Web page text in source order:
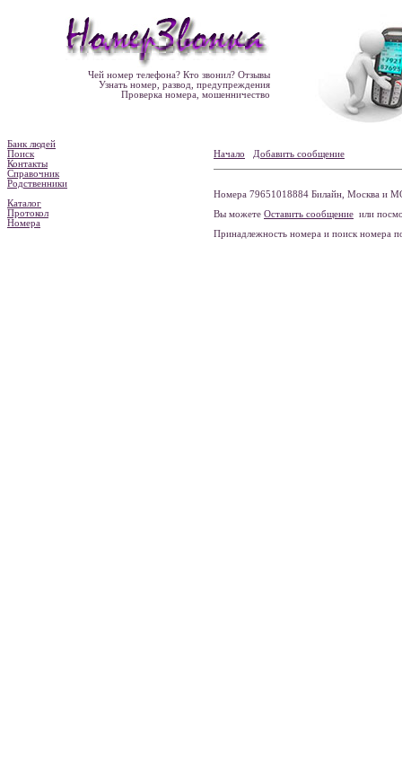
Чей номер телефона? Кто звонил? Отзывы
Узнать номер, развод, предупреждения
Проверка номера, мошенничество
Банк людей
Поиск
Контакты
Справочник
Родственники
Каталог
Протокол
Номера
Начало Добавить сообщение
Номера 79651018884 Билайн, Москва и
Вы можете Оставить сообщение или
Принадлежность номера и поиск номера